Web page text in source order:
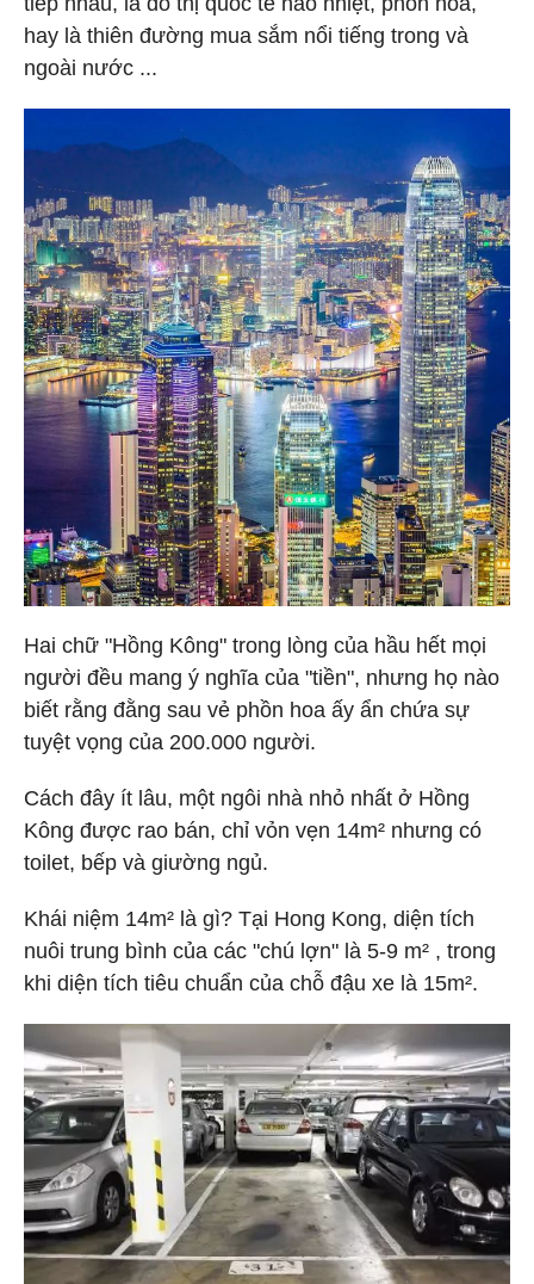
hay là thiên đường mua sắm nổi tiếng trong và
ngoài nước ...
Hai chữ "Hồng Kông" trong lòng của hầu hết mọi
người đều mang ý nghĩa của "tiền", nhưng họ nào
biết rằng đằng sau vẻ phồn hoa ấy ẩn chứa sự
tuyệt vọng của 200.000 người.
Cách đây ít lâu, một ngôi nhà nhỏ nhất ở Hồng
Kông được rao bán, chỉ vỏn vẹn 14m² nhưng có
toilet, bếp và giường ngủ.
Khái niệm 14m² là gì? Tại Hong Kong, diện tích
nuôi trung bình của các "chú lợn" là 5-9 m² , trong
khi diện tích tiêu chuẩn của chỗ đậu xe là 15m².